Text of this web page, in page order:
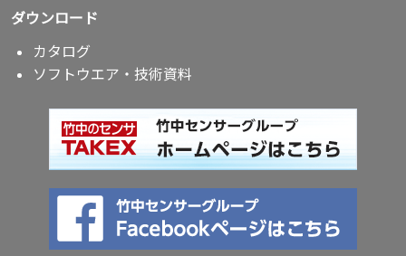
ダウンロード
カタログ
ソフトウエア・技術資料